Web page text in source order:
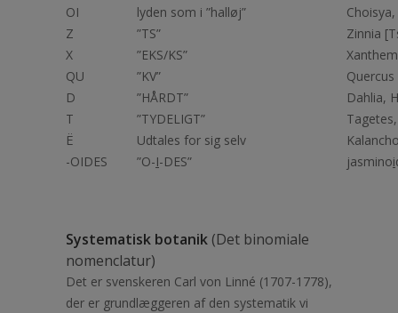
OI
lyden som i ”halløj”
Z
”TS”
Zinnia
X
”EKS/KS”
QU
”KV”
D
”HÅRDT”
Dahlia,
T
”TYDELIGT”
Ë
Udtales for sig selv
-OIDES
”O-I-DES” jasminoi
Systematisk botanik (Det binomiale
nomenclatur)
Det er svenskeren Carl von Linné (1707-1778),
der er grundlæggeren af den systematik vi